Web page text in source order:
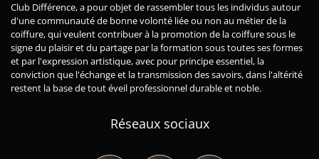
Club Différence, a pour objet de rassembler tous les individus autour
d'unecommunautéde bonne volonté liée ou non au métier de la
coiffure, qui veulent contribuer à la promotion de la coiffure sous le
signe du plaisir et du partage par la formation sous toutes ses formes
et par l'expression artistique, avec pour principe essentiel, la
conviction que l'échangeet latransmission des savoirs, dans l'altérité
restent la base de tout éveil professionnel durable et noble.
Réseaux sociaux